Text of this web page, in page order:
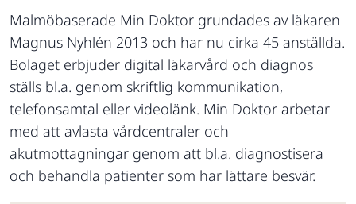
Malmöbaserade Min Doktor grundades av läkaren
Magnus Nyhlén 2013 och har nu cirka 45 anställda.
Bolaget erbjuder digital läkarvård och diagnos
ställs bl.a. genom skriftlig kommunikation,
telefonsamtal eller videolänk. Min Doktor arbetar
med att avlasta vårdcentraler och
akutmottagningar genom att bl.a. diagnostisera
och behandla patienter som har lättare besvär.